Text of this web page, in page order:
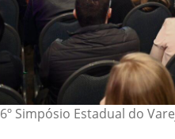
6º Simpósio Estadual do